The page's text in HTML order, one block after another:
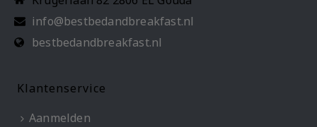
info@bestbedandbreakfast.nl
bestbedandbreakfast.nl
Klantenservice
Aanmelden